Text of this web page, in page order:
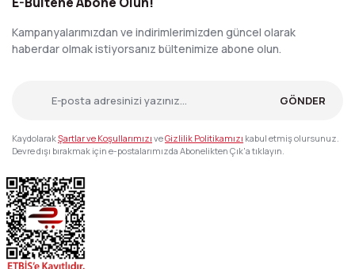
Kampanyalarımızdan ve indirimlerimizden güncel olarak
haberdar olmak istiyorsanız bültenimize abone olun.
GÖNDER
KaydolarakŞartlar ve Koşullarımızı veGizlilik Politikamızı kabul etmiş olursunuz.
Devre dışı bırakmak için e-postalarımızda Abonelikten Çık'a tıklayın.